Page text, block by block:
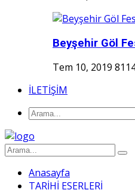
Beyşehir Göl
Tem 10, 2019
İLETİŞİM
Anasayfa
TARİHİ ESERLERİ